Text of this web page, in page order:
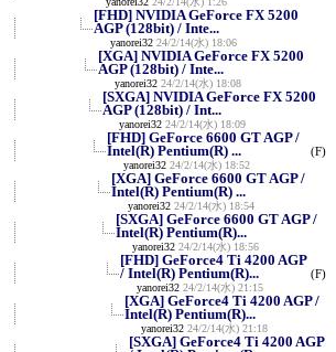
[FHD] NVIDIA GeForce FX 5200
AGP (128bit) / Inte...
yanorei32 24/2/14(水) 18:06
[XGA] NVIDIA GeForce FX 5200
AGP (128bit) / Inte...
yanorei32 24/2/14(水) 18:08
[SXGA] NVIDIA GeForce FX 5200
AGP (128bit) / Int...
yanorei32 24/2/14(水) 18:09
[FHD] GeForce 6600 GT AGP /
Intel(R) Pentium(R) ...
yanorei32 24/2/14(水) 18:52
(F)
[XGA] GeForce 6600 GT AGP /
Intel(R) Pentium(R) ...
yanorei32 24/2/14(水) 18:54
[SXGA] GeForce 6600 GT AGP /
Intel(R) Pentium(R)...
yanorei32 24/2/14(水) 18:56
[FHD] GeForce4 Ti 4200 AGP
/ Intel(R) Pentium(R)...
yanorei32 24/2/14(水) 21:15
(F)
[XGA] GeForce4 Ti 4200 AGP /
Intel(R) Pentium(R)...
yanorei32 24/2/14(水) 21:18
[SXGA] GeForce4 Ti 4200 AGP